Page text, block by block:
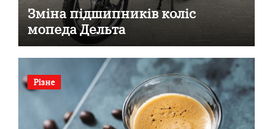
Зміна підшипників коліс
мопеда Дельта
Різне